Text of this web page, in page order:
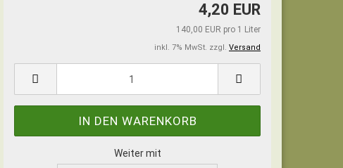
4,20 EUR
140,00 EUR pro 1 Liter
inkl. 7% MwSt. zzgl. Versand
Weiter mit